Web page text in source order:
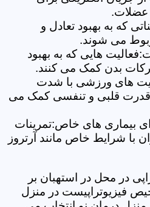
عضلات.
که به بهبود تعادل و
می شوند.
هایی که به بهبود
بدن کمک می کنند.
های ورزشی با شدت
قدرت قلبی و تنفسی کمک می
بیماری های خاص:تمرینات
با شرایط خاص مانند آرتروز
در محل در استهبان بر
فیزیوتراپیست در منزل